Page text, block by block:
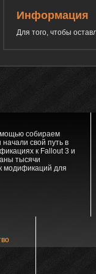
Информация
Для того, чтобы
собираем
свой путь в
к Fallout 3 и
тысячи
модификаций для